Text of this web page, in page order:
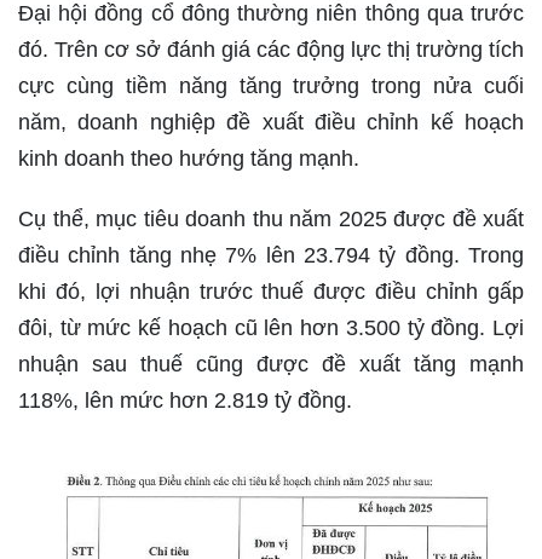
Đại hội đồng cổ đông thường niên thông qua trước
đó. Trên cơ sở đánh giá các động lực thị trường tích
cực cùng tiềm năng tăng trưởng trong nửa cuối
năm, doanh nghiệp đề xuất điều chỉnh kế hoạch
kinh doanh theo hướng tăng mạnh.
Cụ thể, mục tiêu doanh thu năm 2025 được đề xuất
điều chỉnh tăng nhẹ 7% lên 23.794 tỷ đồng. Trong
khi đó, lợi nhuận trước thuế được điều chỉnh gấp
đôi, từ mức kế hoạch cũ lên hơn 3.500 tỷ đồng. Lợi
nhuận sau thuế cũng được đề xuất tăng mạnh
118%, lên mức hơn 2.819 tỷ đồng.